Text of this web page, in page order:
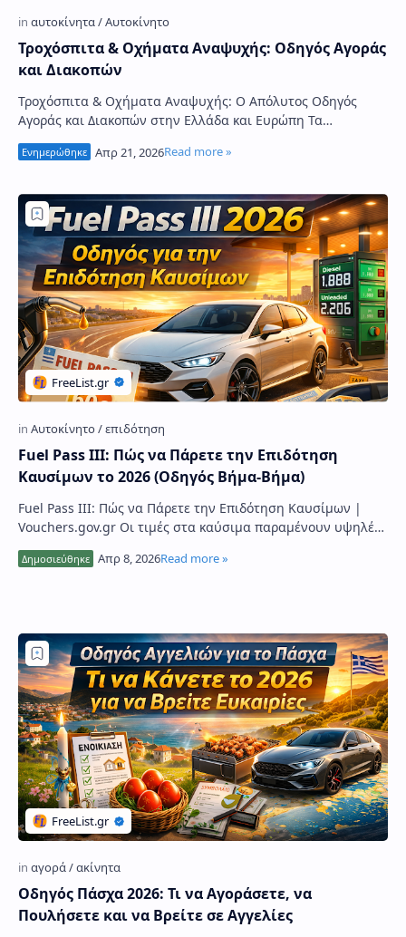
Τροχόσπιτα & Οχήματα Αναψυχής: Οδηγός Αγοράς
και Διακοπών
Τροχόσπιτα & Οχήματα Αναψυχής: Ο Απόλυτος Οδηγός
Αγοράς και Διακοπών στην Ελλάδα και Ευρώπη Τα
τροχόσπιτα και τα οχήματα αναψυχής (RV) γνωρί…
Fuel Pass III: Πώς να Πάρετε την Επιδότηση
Καυσίμων το 2026 (Οδηγός Βήμα-Βήμα)
Fuel Pass III: Πώς να Πάρετε την Επιδότηση Καυσίμων |
Vouchers.gov.gr Οι τιμές στα καύσιμα παραμένουν υψηλές
Οδηγός Πάσχα 2026: Τι να Αγοράσετε, να
Πουλήσετε και να Βρείτε σε Αγγελίες